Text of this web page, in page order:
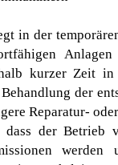
in der
kurzer Zeit in
der
Reparatur-
dass der Betrieb
werden